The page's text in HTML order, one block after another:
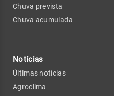
Chuva prevista
Chuva acumulada
Notícias
Últimas notícias
Agroclima